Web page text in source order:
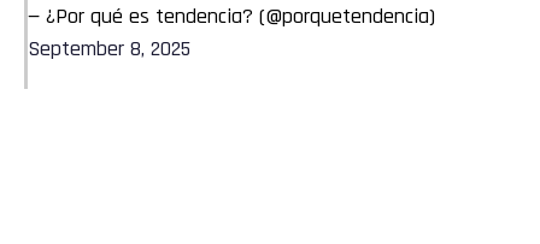
— ¿Por qué es tendencia? (@porquetendencia)
September 8, 2025